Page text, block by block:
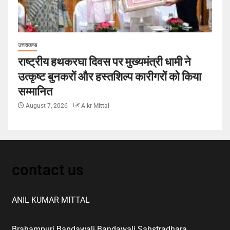
उत्तराखण्ड
राष्ट्रीय हथकरघा दिवस पर मुख्यमंत्री धामी ने
उत्कृष्ट बुनकरों और हस्तशिल्प कारीगरों को किया
सम्मानित
August 7, 2026 A kr Mittal
contact us
ANIL KUMAR MITTAL